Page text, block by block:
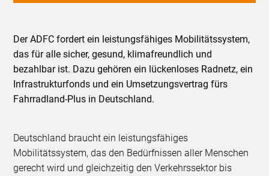
Der ADFC fordert ein leistungsfähiges Mobilitätssystem,
das für alle sicher, gesund, klimafreundlich und
bezahlbar ist. Dazu gehören ein lückenloses Radnetz, ein
Infrastrukturfonds und ein Umsetzungsvertrag fürs
Fahrradland-Plus in Deutschland.
Deutschland braucht ein leistungsfähiges
Mobilitätssystem, das den Bedürfnissen aller Menschen
gerecht wird und gleichzeitig den Verkehrssektor bis